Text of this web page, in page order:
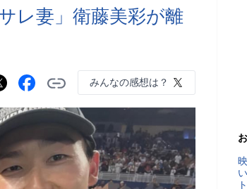
レ妻」衛藤美彩が離
みんなの感想は？